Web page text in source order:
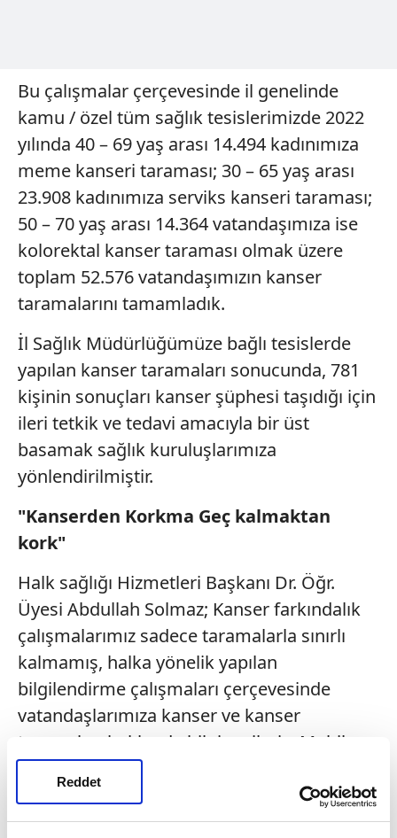
Reddet
Bu çalışmalar çerçevesinde il genelinde
kamu / özel tüm sağlık tesislerimizde 2022
yılında 40 – 69 yaş arası 14.494 kadınımıza
meme kanseri taraması; 30 – 65 yaş arası
23.908 kadınımıza serviks kanseri taraması;
50 – 70 yaş arası 14.364 vatandaşımıza ise
kolorektal kanser taraması olmak üzere
toplam 52.576 vatandaşımızın kanser
taramalarını tamamladık.
İl Sağlık Müdürlüğümüze bağlı tesislerde
yapılan kanser taramaları sonucunda, 781
kişinin sonuçları kanser şüphesi taşıdığı için
ileri tetkik ve tedavi amacıyla bir üst
basamak sağlık kuruluşlarımıza
yönlendirilmiştir.
"Kanserden Korkma Geç kalmaktan
kork"
Halk sağlığı Hizmetleri Başkanı Dr. Öğr.
Üyesi Abdullah Solmaz; Kanser farkındalık
çalışmalarımız sadece taramalarla sınırlı
kalmamış, halka yönelik yapılan
bilgilendirme çalışmaları çerçevesinde
vatandaşlarımıza kanser ve kanser
taramaları hakkında bilgi verilmiş, Mobil
Kanser Tarama araçlarımızla merkeze uzak
noktalarda bulunan vatandaşlarımıza
taramalar yerinde yapılmıştır.